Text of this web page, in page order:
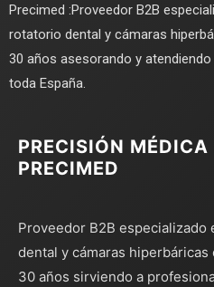
Precimed :Proveedor B2B
rotatorio dental y cámaras
30 años asesorando y
toda España.
PRECISIÓN MÉDICA
PRECIMED
Proveedor B2B
dental y cámaras hiperbáricas
30 años sirviendo a